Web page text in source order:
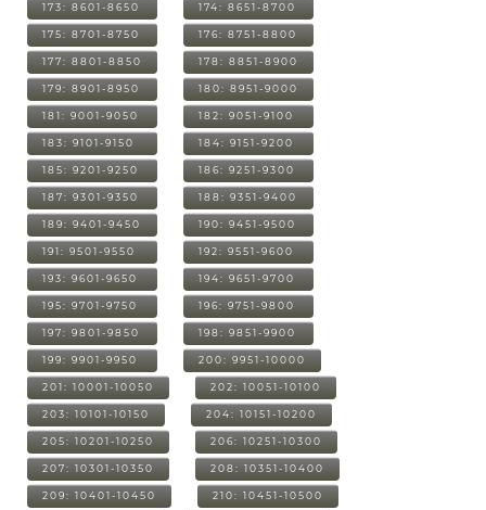
173: 8601-8650 174: 8651-8700
175: 8701-8750 176: 8751-8800
177: 8801-8850 178: 8851-8900
179: 8901-8950 180: 8951-9000
181: 9001-9050 182: 9051-9100
183: 9101-9150 184: 9151-9200
185: 9201-9250 186: 9251-9300
187: 9301-9350 188: 9351-9400
189: 9401-9450 190: 9451-9500
191: 9501-9550 192: 9551-9600
193: 9601-9650 194: 9651-9700
195: 9701-9750 196: 9751-9800
197: 9801-9850 198: 9851-9900
199: 9901-9950 200: 9951-10000
201: 10001-10050 202: 10051-10100
203: 10101-10150 204: 10151-10200
205: 10201-10250 206: 10251-10300
207: 10301-10350 208: 10351-10400
209: 10401-10450 210: 10451-10500